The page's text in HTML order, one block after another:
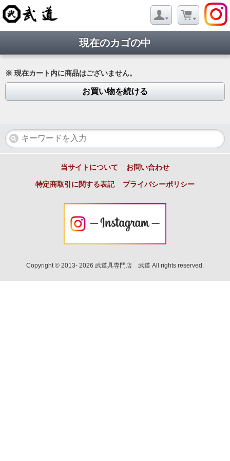
現在のカゴの中
※ 現在カート内に商品はございません。
お買い物を続ける
当サイトについて お問い合わせ
特定商取引に関する表記 プライバシーポリシー
Copyright © 2013- 2026 武道具専門店 武道 All rights reserved.